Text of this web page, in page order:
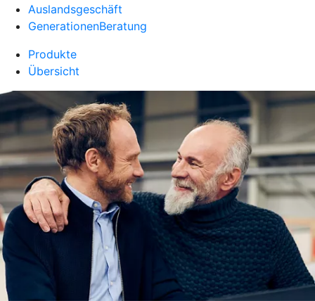
Auslandsgeschäft
GenerationenBeratung
Produkte
Übersicht